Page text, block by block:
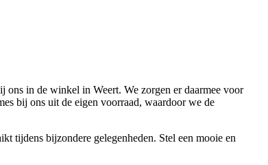
in de winkel in Weert. We zorgen er daarmee voor
bij ons uit de eigen voorraad, waardoor we de
tijdens bijzondere gelegenheden. Stel een mooie en